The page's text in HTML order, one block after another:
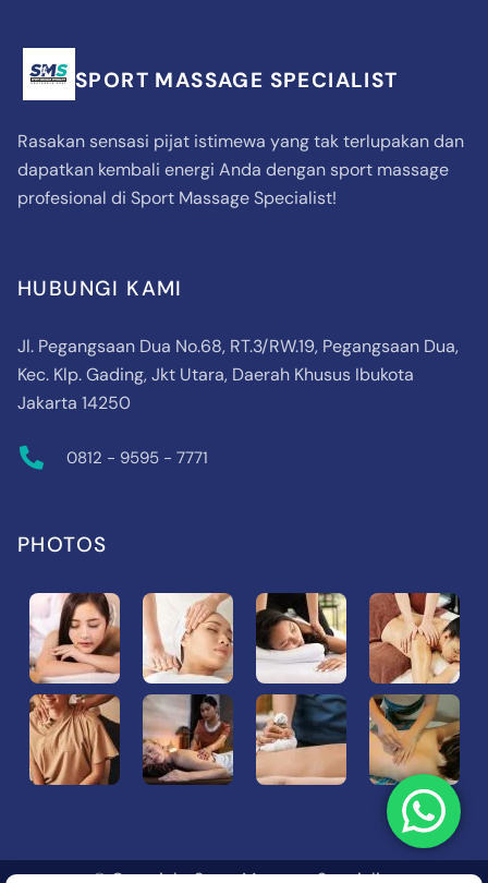
SPORT MASSAGE SPECIALIST
Rasakan sensasi pijat istimewa yang tak terlupakan dan
dapatkan kembali energi Anda dengan sport massage
profesional di Sport Massage Specialist!
HUBUNGI KAMI
Jl. Pegangsaan Dua No.68, RT.3/RW.19, Pegangsaan Dua,
Kec. Klp. Gading, Jkt Utara, Daerah Khusus Ibukota
Jakarta 14250
0812 - 9595 - 7771
PHOTOS